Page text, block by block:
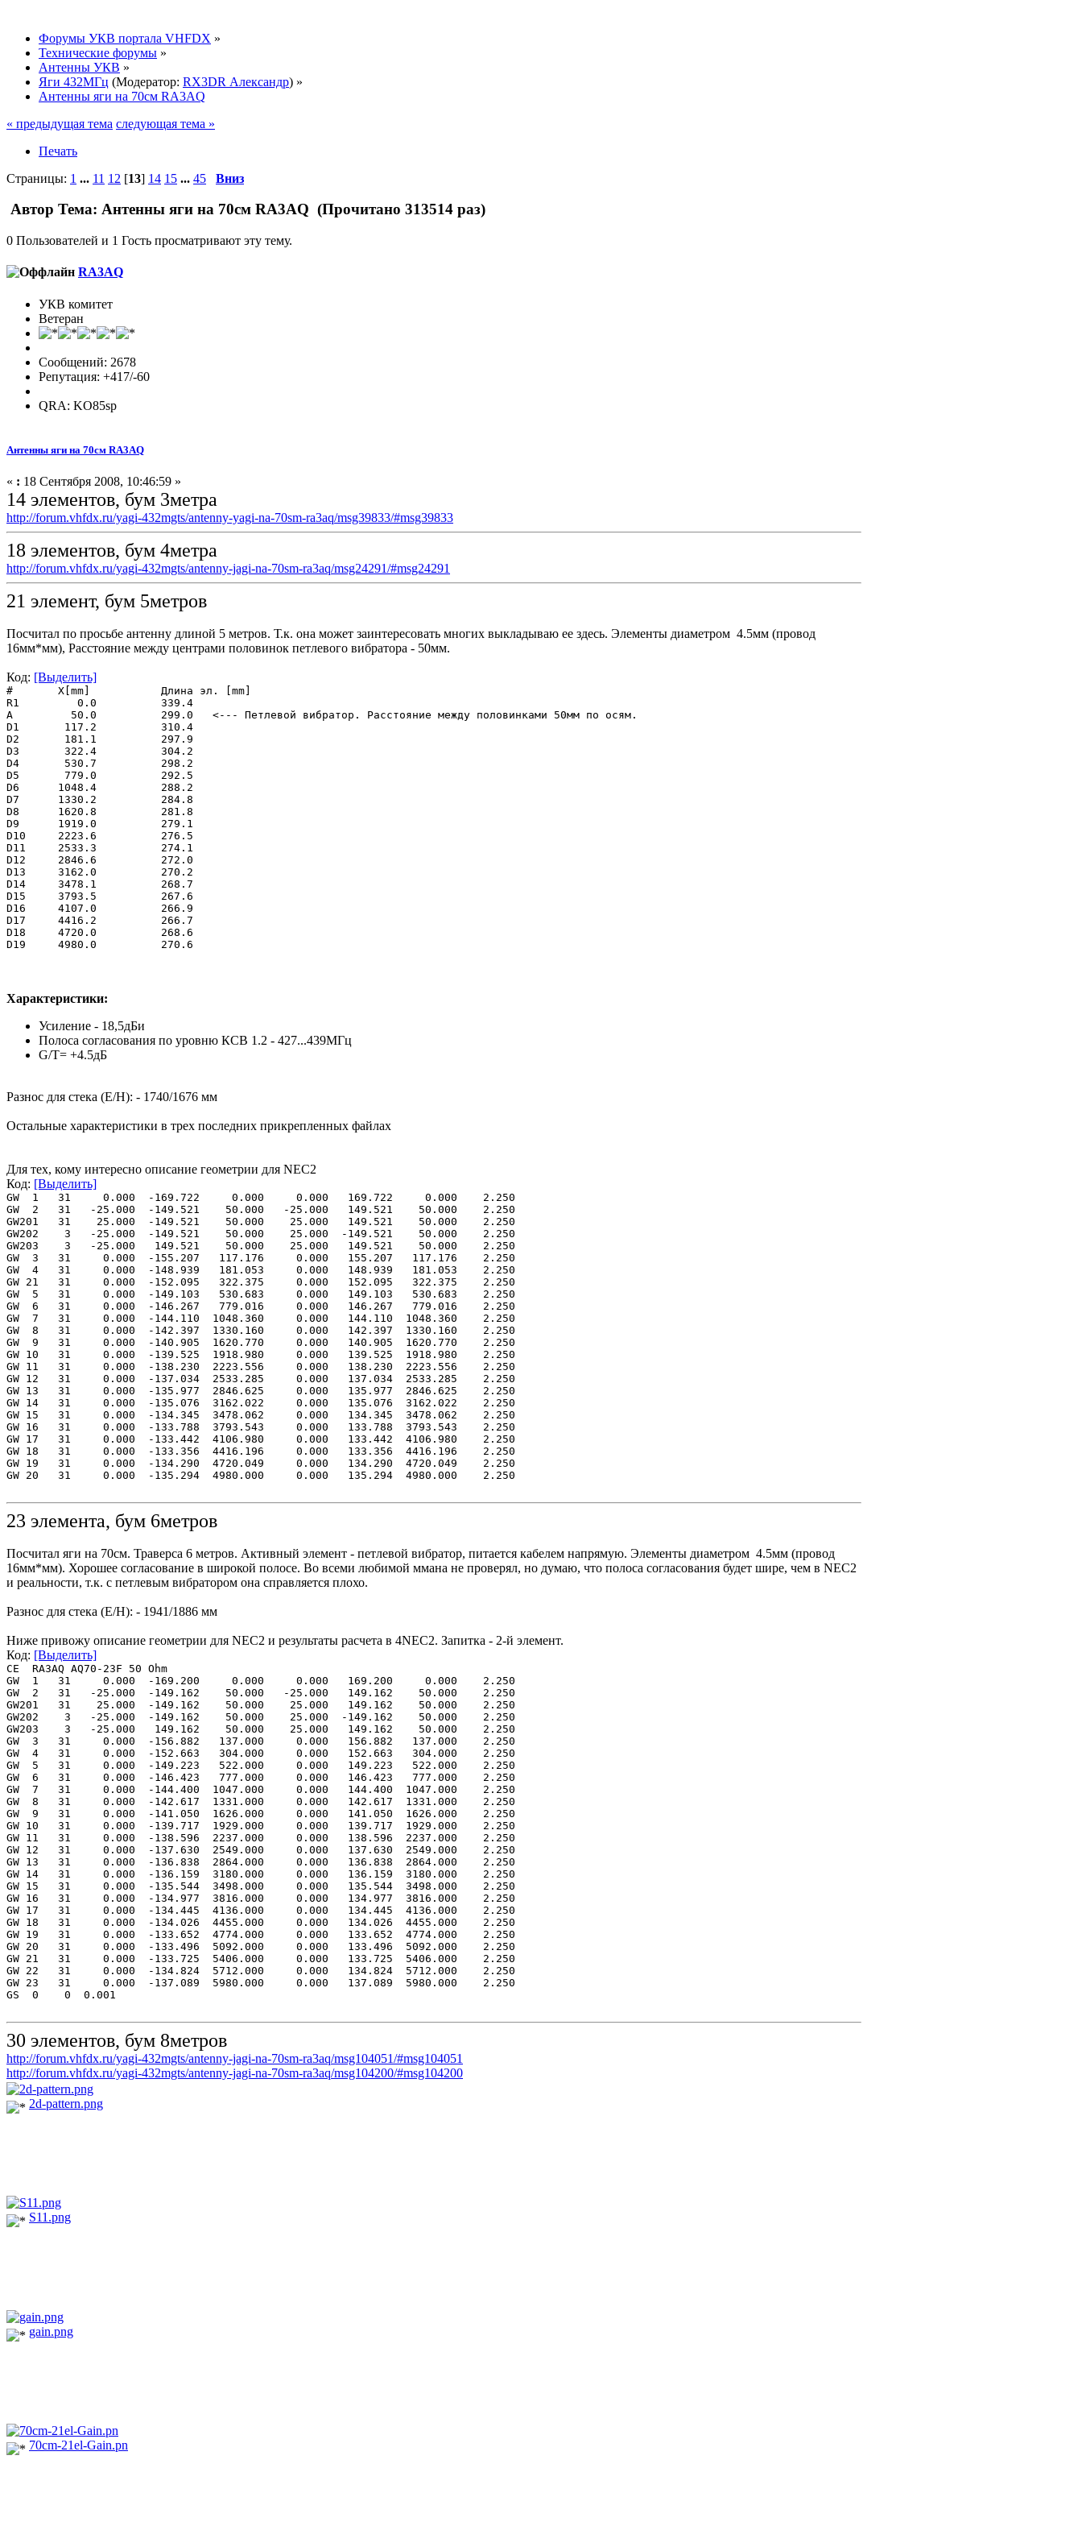
Форумы УКВ портала VHFDX »
Технические форумы »
Антенны УКВ »
Яги 432МГц (Модератор: RX3DR Александр) »
Антенны яги на 70см RA3AQ
« предыдущая тема следующая тема »
Печать
Страницы: 1 ... 11 12 [13] 14 15 ... 45 Вниз
Автор Тема: Антенны яги на 70см RA3AQ (Прочитано 313514 раз)
0 Пользователей и 1 Гость просматривают эту тему.
RA3AQ
УКВ комитет
Ветеран
Сообщений: 2678
Репутация: +417/-60
QRA: KO85sp
Антенны яги на 70см RA3AQ
« : 18 Сентября 2008, 10:46:59 »
14 элементов, бум 3метра
http://forum.vhfdx.ru/yagi-432mgts/antenny-yagi-na-70sm-ra3aq/msg39833/#msg39833
18 элементов, бум 4метра
http://forum.vhfdx.ru/yagi-432mgts/antenny-jagi-na-70sm-ra3aq/msg24291/#msg24291
21 элемент, бум 5метров
Посчитал по просьбе антенну длиной 5 метров. Т.к. она может заинтересовать многих выкладываю ее здесь. Элементы диаметром 4.5мм (провод
16мм*мм), Расстояние между центрами половинок петлевого вибратора - 50мм.
Код: [Выделить]
# X[mm]
Длина эл. [mm]
R1
0.0
339.4
A
50.0
299.0 <--- Петлевой вибратор. Расстояние между половинками 50мм по осям.
D1
117.2
310.4
D2
181.1
297.9
D3
322.4
304.2
D4
530.7
298.2
D5
779.0
292.5
D6
1048.4
288.2
D7
1330.2
284.8
D8
1620.8
281.8
D9
1919.0
279.1
D10
2223.6
276.5
D11
2533.3
274.1
D12
2846.6
272.0
D13
3162.0
270.2
D14
3478.1
268.7
D15
3793.5
267.6
D16
4107.0
266.9
D17
4416.2
266.7
D18
4720.0
268.6
D19
4980.0 270.6
Характеристики:
Усиление - 18,5дБи
Полоса согласования по уровню КСВ 1.2 - 427...439МГц
G/T= +4.5дБ
Разнос для стека (E/H): - 1740/1676 мм
Остальные характеристики в трех последних прикрепленных файлах
Для тех, кому интересно описание геометрии для NEC2
Код: [Выделить]
GW 1 31 0.000 -169.722 0.000 0.000 169.722 0.000 2.250
GW 2 31 -25.000 -149.521 50.000 -25.000 149.521 50.000 2.250
GW201 31 25.000 -149.521 50.000 25.000 149.521 50.000 2.250
GW202 3 -25.000 -149.521 50.000 25.000 -149.521 50.000 2.250
GW203 3 -25.000 149.521 50.000 25.000 149.521 50.000 2.250
GW 3 31 0.000 -155.207 117.176 0.000 155.207 117.176 2.250
GW 4 31 0.000 -148.939 181.053 0.000 148.939 181.053 2.250
GW 21 31 0.000 -152.095 322.375 0.000 152.095 322.375 2.250
GW 5 31 0.000 -149.103 530.683 0.000 149.103 530.683 2.250
GW 6 31 0.000 -146.267 779.016 0.000 146.267 779.016 2.250
GW 7 31 0.000 -144.110 1048.360 0.000 144.110 1048.360 2.250
GW 8 31 0.000 -142.397 1330.160 0.000 142.397 1330.160 2.250
GW 9 31 0.000 -140.905 1620.770 0.000 140.905 1620.770 2.250
GW 10 31 0.000 -139.525 1918.980 0.000 139.525 1918.980 2.250
GW 11 31 0.000 -138.230 2223.556 0.000 138.230 2223.556 2.250
GW 12 31 0.000 -137.034 2533.285 0.000 137.034 2533.285 2.250
GW 13 31 0.000 -135.977 2846.625 0.000 135.977 2846.625 2.250
GW 14 31 0.000 -135.076 3162.022 0.000 135.076 3162.022 2.250
GW 15 31 0.000 -134.345 3478.062 0.000 134.345 3478.062 2.250
GW 16 31 0.000 -133.788 3793.543 0.000 133.788 3793.543 2.250
GW 17 31 0.000 -133.442 4106.980 0.000 133.442 4106.980 2.250
GW 18 31 0.000 -133.356 4416.196 0.000 133.356 4416.196 2.250
GW 19 31 0.000 -134.290 4720.049 0.000 134.290 4720.049 2.250
GW 20 31 0.000 -135.294 4980.000 0.000 135.294 4980.000 2.250
23 элемента, бум 6метров
Посчитал яги на 70см. Траверса 6 метров. Активный элемент - петлевой вибратор, питается кабелем напрямую. Элементы диаметром 4.5мм (провод
16мм*мм). Хорошее согласование в широкой полосе. Во всеми любимой ммана не проверял, но думаю, что полоса согласования будет шире, чем в NEC2
и реальности, т.к. с петлевым вибратором она справляется плохо.
Разнос для стека (E/H): - 1941/1886 мм
Ниже привожу описание геометрии для NEC2 и результаты расчета в 4NEC2. Запитка - 2-й элемент.
Код: [Выделить]
CE RA3AQ AQ70-23F 50 Ohm
GW 1 31 0.000 -169.200 0.000 0.000 169.200 0.000 2.250
GW 2 31 -25.000 -149.162 50.000 -25.000 149.162 50.000 2.250
GW201 31 25.000 -149.162 50.000 25.000 149.162 50.000 2.250
GW202 3 -25.000 -149.162 50.000 25.000 -149.162 50.000 2.250
GW203 3 -25.000 149.162 50.000 25.000 149.162 50.000 2.250
GW 3 31 0.000 -156.882 137.000 0.000 156.882 137.000 2.250
GW 4 31 0.000 -152.663 304.000 0.000 152.663 304.000 2.250
GW 5 31 0.000 -149.223 522.000 0.000 149.223 522.000 2.250
GW 6 31 0.000 -146.423 777.000 0.000 146.423 777.000 2.250
GW 7 31 0.000 -144.400 1047.000 0.000 144.400 1047.000 2.250
GW 8 31 0.000 -142.617 1331.000 0.000 142.617 1331.000 2.250
GW 9 31 0.000 -141.050 1626.000 0.000 141.050 1626.000 2.250
GW 10 31 0.000 -139.717 1929.000 0.000 139.717 1929.000 2.250
GW 11 31 0.000 -138.596 2237.000 0.000 138.596 2237.000 2.250
GW 12 31 0.000 -137.630 2549.000 0.000 137.630 2549.000 2.250
GW 13 31 0.000 -136.838 2864.000 0.000 136.838 2864.000 2.250
GW 14 31 0.000 -136.159 3180.000 0.000 136.159 3180.000 2.250
GW 15 31 0.000 -135.544 3498.000 0.000 135.544 3498.000 2.250
GW 16 31 0.000 -134.977 3816.000 0.000 134.977 3816.000 2.250
GW 17 31 0.000 -134.445 4136.000 0.000 134.445 4136.000 2.250
GW 18 31 0.000 -134.026 4455.000 0.000 134.026 4455.000 2.250
GW 19 31 0.000 -133.652 4774.000 0.000 133.652 4774.000 2.250
GW 20 31 0.000 -133.496 5092.000 0.000 133.496 5092.000 2.250
GW 21 31 0.000 -133.725 5406.000 0.000 133.725 5406.000 2.250
GW 22 31 0.000 -134.824 5712.000 0.000 134.824 5712.000 2.250
GW 23 31 0.000 -137.089 5980.000 0.000 137.089 5980.000 2.250
GS 0 0 0.001
30 элементов, бум 8метров
http://forum.vhfdx.ru/yagi-432mgts/antenny-jagi-na-70sm-ra3aq/msg104051/#msg104051
http://forum.vhfdx.ru/yagi-432mgts/antenny-jagi-na-70sm-ra3aq/msg104200/#msg104200
2d-pattern.png
S11.png
gain.png
70cm-21el-Gain.pn